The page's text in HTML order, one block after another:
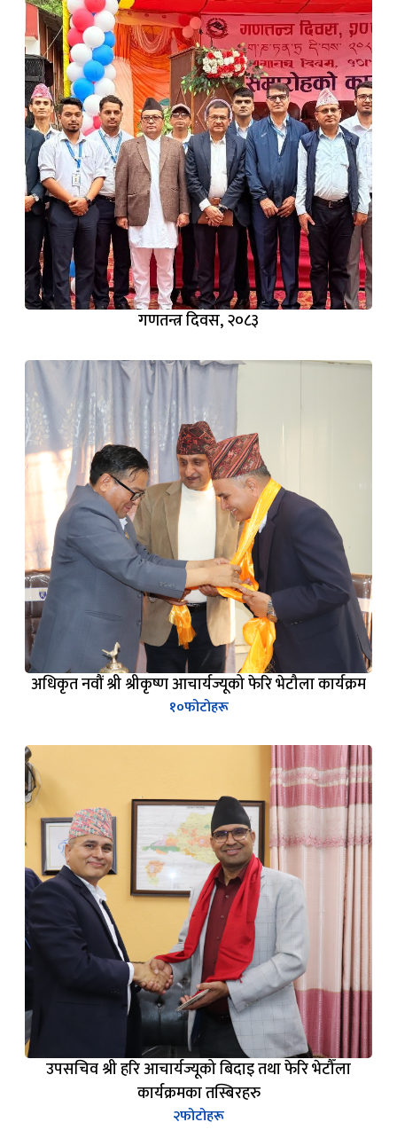
गणतन्त्र दिवस, २०८३
अधिकृत नवौं श्री श्रीकृष्ण आचार्यज्यूको फेरि भेटौला कार्यक्रम
१०फोटोहरू
उपसचिव श्री हरि आचार्यज्यूको बिदाइ तथा फेरि भेटौँला
कार्यक्रमका तस्बिरहरु
२फोटोहरू